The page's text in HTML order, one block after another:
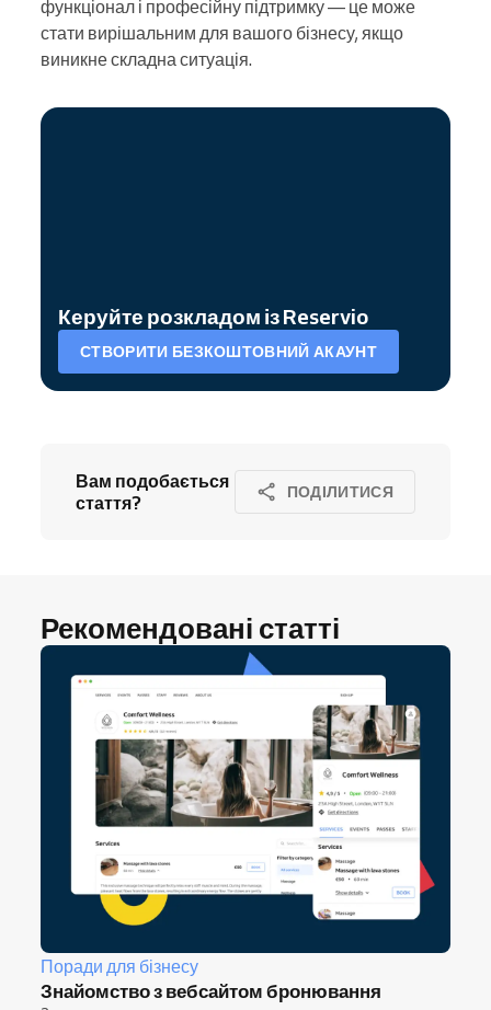
функціонал і професійну підтримку — це може
стати вирішальним для вашого бізнесу, якщо
виникне складна ситуація.
Керуйте розкладом із Reservio
СТВОРИТИ БЕЗКОШТОВНИЙ АКАУНТ
Вам подобається
стаття?
ПОДІЛИТИСЯ
Рекомендовані статті
Поради для бізнесу
Знайомство з вебсайтом бронювання